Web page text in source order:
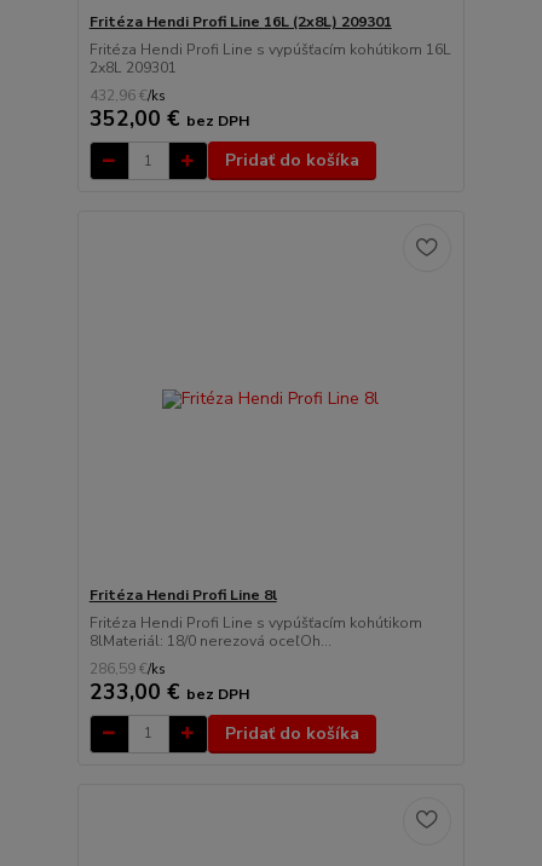
Fritéza Hendi Profi Line 16L (2x8L) 209301
Fritéza Hendi Profi Line s vypúšťacím kohútikom 16L
2x8L 209301
432,96 €/ks
352,00 € bez DPH
Pridať do košíka
Fritéza Hendi Profi Line 8l
Fritéza Hendi Profi Line s vypúšťacím kohútikom
8lMateriál: 18/0 nerezová oceľOh...
286,59 €/ks
233,00 € bez DPH
Pridať do košíka